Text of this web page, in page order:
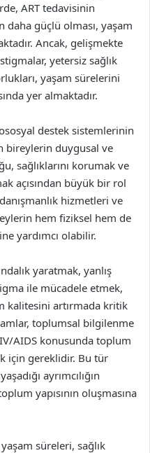
ART tedavisinin
daha güçlü olması, yaşam
Ancak, gelişmekte
yetersiz sağlık
yaşam sürelerini
yer almaktadır.
destek sistemlerinin
bireylerin duygusal ve
sağlıklarını korumak ve
açısından büyük bir rol
hizmetleri ve
hem fiziksel hem de
yardımcı olabilir.
yaratmak, yanlış
ile mücadele etmek,
kalitesini artırmada kritik
toplumsal bilgilenme
AIDS konusunda toplum
için gereklidir. Bu tür
ayrımcılığın
yapısının oluşmasına
süreleri, sağlık